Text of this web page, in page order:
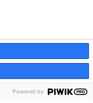
Powered by